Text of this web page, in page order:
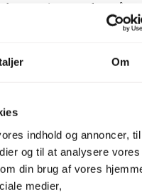
Om
indhold og annoncer,
og til at analysere vores
din brug af vores
medier,
som du også
Du skal blandt andet have
bruge i
i gang med. Du skal ind på
en række oplysninger.
du søger tilskud til, og
hos Amalo, skal du vælge